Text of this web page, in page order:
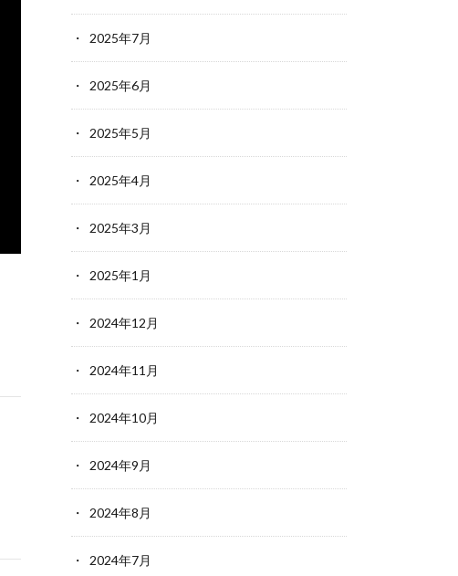
2025年7月
2025年6月
2025年5月
2025年4月
2025年3月
2025年1月
2024年12月
2024年11月
2024年10月
2024年9月
2024年8月
2024年7月